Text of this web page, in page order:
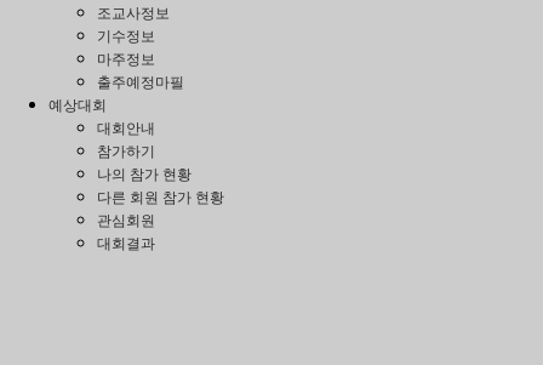
조교사정보
기수정보
마주정보
출주예정마필
예상대회
대회안내
참가하기
나의 참가 현황
다른 회원 참가 현황
관심회원
대회결과